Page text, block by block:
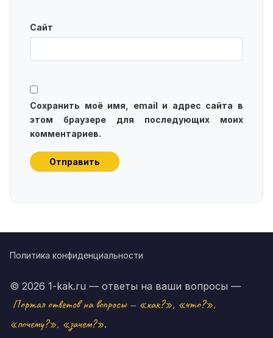
Сайт
Сохранить моё имя, email и адрес сайта в
этом браузере для последующих моих
комментариев.
Политика конфиденциальности
© 2026 1-kak.ru — ответы на ваши вопросы —
Портал ответов на вопросы — «как?», «что?»,
«почему?», «зачем?».